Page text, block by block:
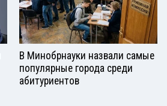
В Минобрнауки назвали самые
популярные города среди
абитуриентов